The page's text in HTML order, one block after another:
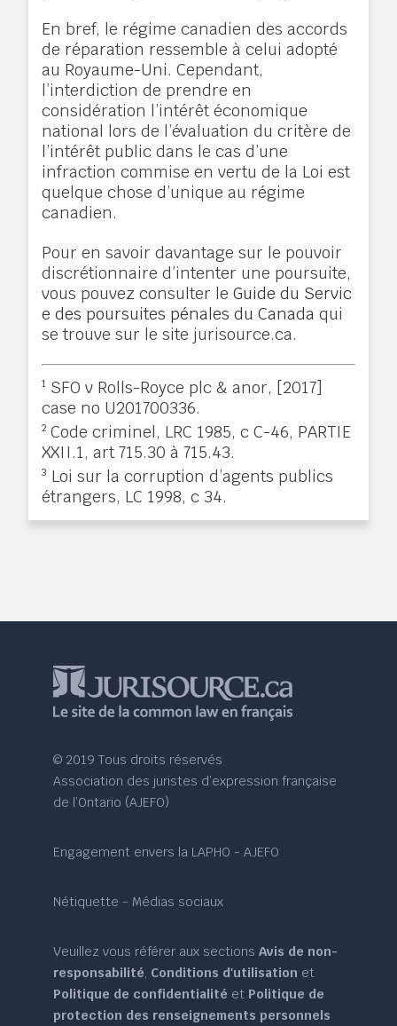
En bref, le régime canadien des accords
de réparation ressemble à celui adopté
au Royaume-Uni. Cependant,
l’interdiction de prendre en
considération l’intérêt économique
national lors de l’évaluation du critère de
l’intérêt public dans le cas d’une
infraction commise en vertu de la Loi est
quelque chose d’unique au régime
canadien.
Pour en savoir davantage sur le pouvoir
discrétionnaire d’intenter une poursuite,
vous pouvez consulter leGuide du Servic
e des poursuites pénales du Canada qui
se trouve sur le site jurisource.ca.
1 SFO v Rolls-Royce plc & anor, [2017]
case no U201700336.
2 Code criminel, LRC 1985, c C-46, PARTIE
XXII.1, art 715.30 à 715.43.
3 Loi sur la corruption d’agents publics
étrangers, LC 1998, c 34.
© 2019 Tous droits réservés
Association des juristes d’expression française
de l’Ontario (AJEFO)
Engagement envers la LAPHO - AJEFO
Nétiquette - Médias sociaux
Veuillez vous référer aux sectionsAvis de non-
responsabilité, Conditions d'utilisation et
Politique de confidentialité et Politique de
protection des renseignements personnels